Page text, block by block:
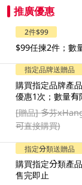
推廣優惠
2件$99
$99任揀2件；數
指定品牌送贈品
購買指定品牌產
優惠1次；數量有
[贈品]多芬
可直接購買)
指定分類送贈品
購買指定分類產
售完即止